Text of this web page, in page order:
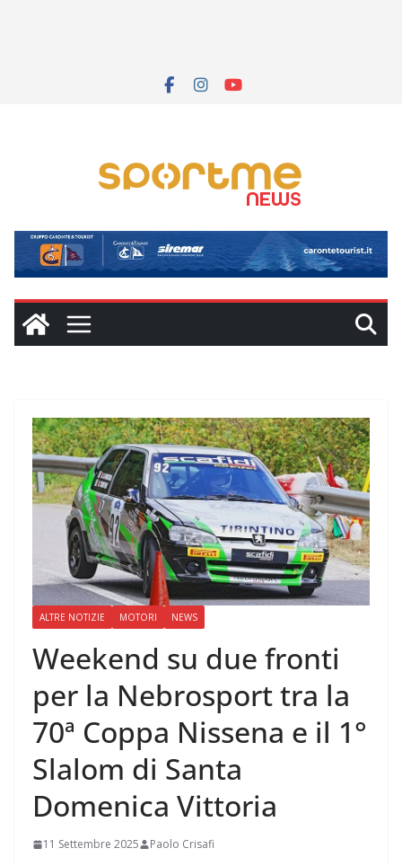
ALTRE NOTIZIE MOTORI NEWS
Weekend su due fronti
per la Nebrosport tra la
70ª Coppa Nissena e il 1°
Slalom di Santa
Domenica Vittoria
11 Settembre 2025 Paolo Crisafi